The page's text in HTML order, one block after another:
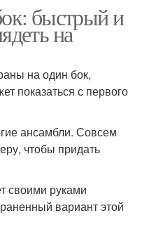
быстрый и
на
на один бок,
показаться с первого
ансамбли. Совсем
чтобы придать
своими руками
вариант этой